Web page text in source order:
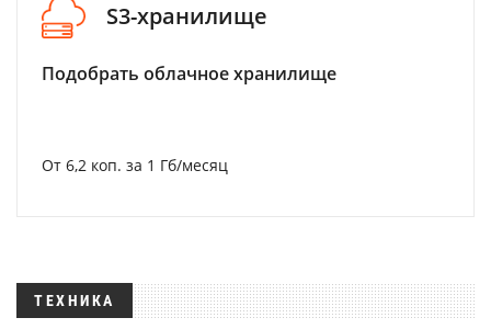
S3-хранилище
Подобрать облачное хранилище
От 6,2 коп. за 1 Гб/месяц
ТЕХНИКА